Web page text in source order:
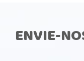
ENVIE-